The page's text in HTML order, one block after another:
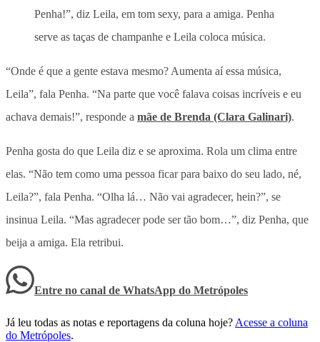
Penha!”, diz Leila, em tom sexy, para a amiga. Penha
serve as taças de champanhe e Leila coloca música.
“Onde é que a gente estava mesmo? Aumenta aí essa música,
Leila”, fala Penha. “Na parte que você falava coisas incríveis e eu
achava demais!”, responde a mãe de Brenda (Clara Galinari).
Penha gosta do que Leila diz e se aproxima. Rola um clima entre
elas. “Não tem como uma pessoa ficar para baixo do seu lado, né,
Leila?”, fala Penha. “Olha lá… Não vai agradecer, hein?”, se
insinua Leila. “Mas agradecer pode ser tão bom…”, diz Penha, que
beija a amiga. Ela retribui.
Entre no canal de WhatsApp do Metrópoles
Já leu todas as notas e reportagens da coluna hoje? Acesse a coluna
do Metrópoles.